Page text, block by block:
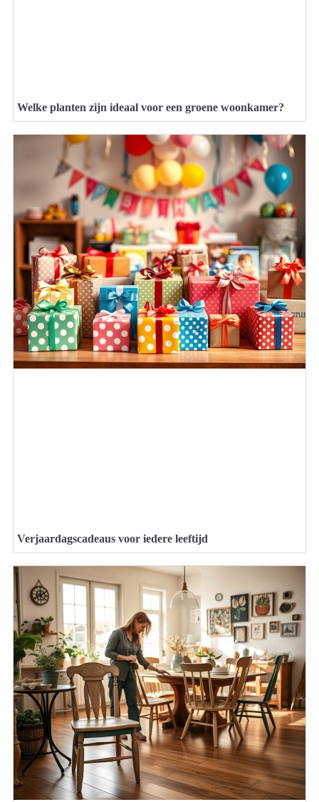
Welke planten zijn ideaal voor een groene woonkamer?
Verjaardagscadeaus voor iedere leeftijd